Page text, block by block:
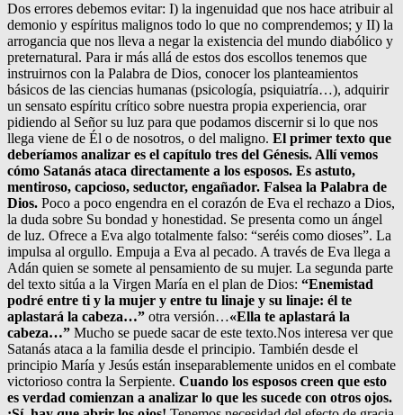
Dos errores debemos evitar: I) la ingenuidad que nos hace atribuir al
demonio y espíritus malignos todo lo que no comprendemos; y II) la
arrogancia que nos lleva a negar la existencia del mundo diabólico y
preternatural. Para ir más allá de estos dos escollos tenemos que
instruirnos con la Palabra de Dios, conocer los planteamientos
básicos de las ciencias humanas (psicología, psiquiatría…), adquirir
un sensato espíritu crítico sobre nuestra propia experiencia, orar
pidiendo al Señor su luz para que podamos discernir si lo que nos
llega viene de Él o de nosotros, o del maligno. El primer texto que
deberíamos analizar es el capítulo tres del Génesis. Allí vemos
cómo Satanás ataca directamente a los esposos. Es astuto,
mentiroso, capcioso, seductor, engañador. Falsea la Palabra de
Dios. Poco a poco engendra en el corazón de Eva el rechazo a Dios,
la duda sobre Su bondad y honestidad. Se presenta como un ángel
de luz. Ofrece a Eva algo totalmente falso: “seréis como dioses”. La
impulsa al orgullo. Empuja a Eva al pecado. A través de Eva llega a
Adán quien se somete al pensamiento de su mujer. La segunda parte
del texto sitúa a la Virgen María en el plan de Dios: “Enemistad
podré entre ti y la mujer y entre tu linaje y su linaje: él te
aplastará la cabeza…” otra versión…«Ella te aplastará la
cabeza…” Mucho se puede sacar de este texto.Nos interesa ver que
Satanás ataca a la familia desde el principio. También desde el
principio María y Jesús están inseparablemente unidos en el combate
victorioso contra la Serpiente. Cuando los esposos creen que esto
es verdad comienzan a analizar lo que les sucede con otros ojos.